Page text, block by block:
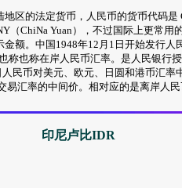
区的法定货币，人民币的货币代码是
（ChiNa Yuan），不过国际上更常用
额。中国1948年12月1日开始发行人
称也称在岸人民币汇率。是人民银行
民币对美元、欧元、日圆和港币汇率
易汇率的中间价。相对应的是离岸人民
印尼卢比IDR